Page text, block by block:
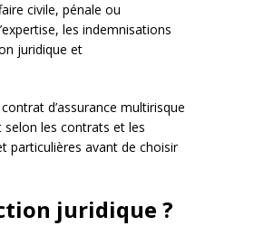
civile, pénale ou
les indemnisations
juridique et
d’assurance multirisque
les contrats et les
particulières avant de choisir
juridique ?